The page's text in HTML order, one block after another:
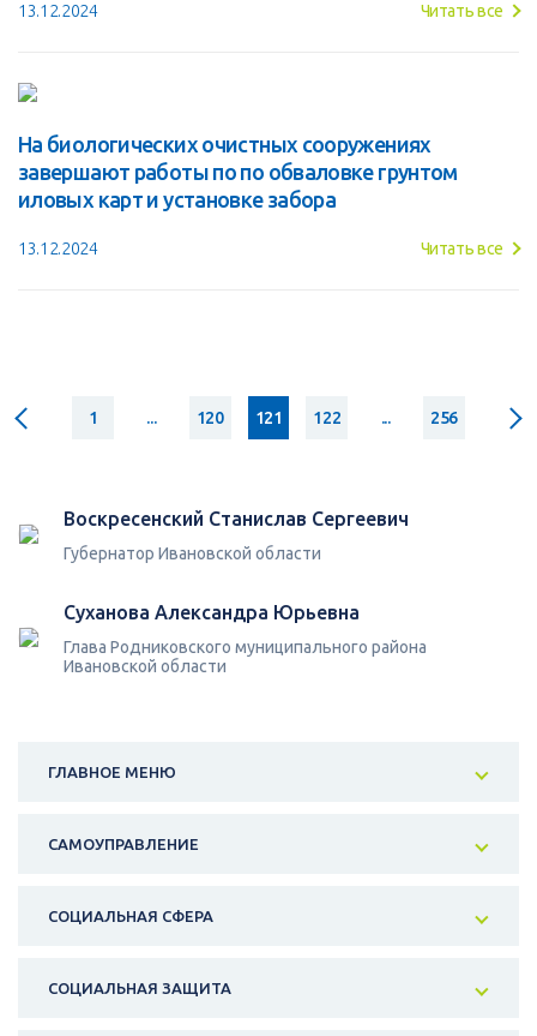
13.12.2024 Читать все
На биологических очистных сооружениях
завершают работы по по обваловке грунтом
иловых карт и установке забора
13.12.2024 Читать все
1 ... 120 121 122 ... 256
Воскресенский Станислав Сергеевич
Губернатор Ивановской области
Суханова Александра Юрьевна
Глава Родниковского муниципального района
Ивановской области
ГЛАВНОЕ МЕНЮ
САМОУПРАВЛЕНИЕ
СОЦИАЛЬНАЯ СФЕРА
СОЦИАЛЬНАЯ ЗАЩИТА